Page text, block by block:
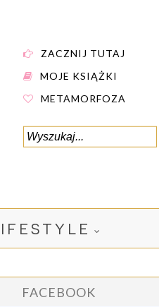
ZACZNIJ TUTAJ
MOJE KSIĄŻKI
METAMORFOZA
FACEBOOK